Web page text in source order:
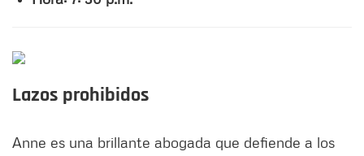
Lazos prohibidos
Anne es una brillante abogada que defiende a los